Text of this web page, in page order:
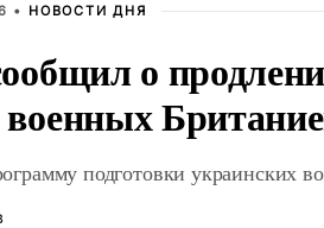
• НОВОСТИ ДНЯ
о
подготовки украинских